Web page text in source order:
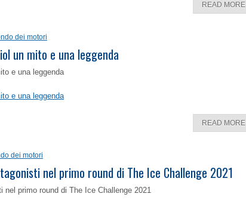
READ MORE
dei motori
un mito e una leggenda
e una leggenda
e una leggenda
READ MORE
dei motori
nel primo round di The Ice Challenge 2021
nel primo round di The Ice Challenge 2021